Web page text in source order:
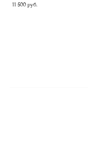
11 500 pуб.